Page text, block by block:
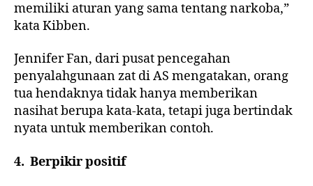
memiliki aturan yang sama tentang narkoba,”
kata Kibben.
Jennifer Fan, dari pusat pencegahan
penyalahgunaan zat di AS mengatakan, orang
tua hendaknya tidak hanya memberikan
nasihat berupa kata-kata, tetapi juga bertindak
nyata untuk memberikan contoh.
4. Berpikir positif